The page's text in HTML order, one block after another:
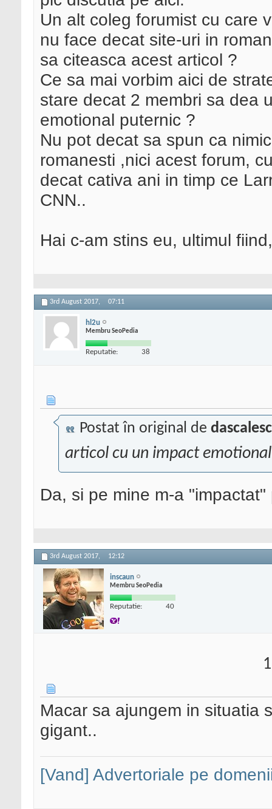
Un alt coleg forumist cu care
nu face decat site-uri in
sa citeasca acest articol ?
Ce sa mai vorbim aici de
stare decat 2 membri sa dea
emotional puternic ?
Nu pot decat sa spun ca
romanesti ,nici acest forum,
decat cativa ani in timp ce
CNN..
Hai c-am stins eu, ultimul
3rd August 2017, 07:11
hl2u
Membru SeoPedia
Reputatie: 38
Postat în original de
articol cu un impact
Da, si pe mine m-a
3rd August 2017, 12:12
inscaun
Membru SeoPedia
Reputatie: 40
Macar sa ajungem in situatia
gigant..
[Vand] Advertoriale pe